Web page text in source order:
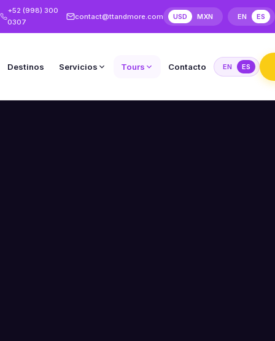
+52 (998) 300
0307
contact@ttandmore.com USD MXN EN ES
Destinos Servicios Tours Contacto EN ES